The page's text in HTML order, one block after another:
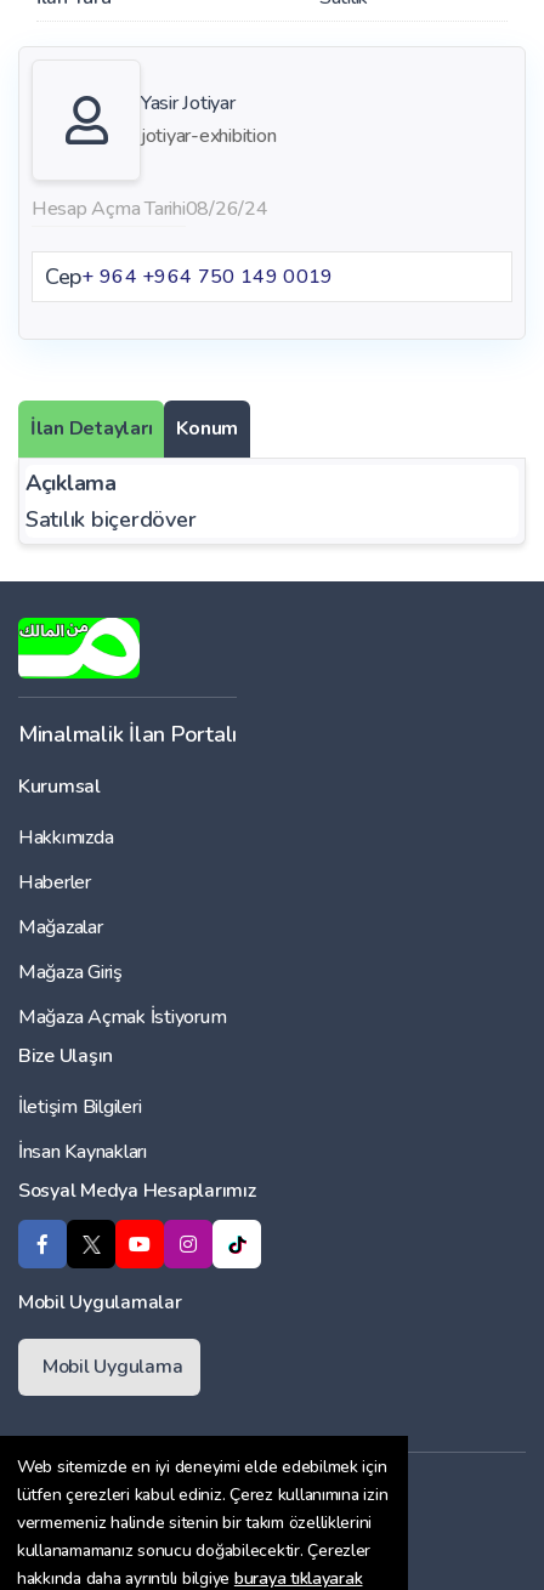
Web sitemizde en iyi deneyimi elde edebilmek için
lütfen çerezleri kabul ediniz. Çerez kullanımına izin
vermemeniz halinde sitenin bir takım özelliklerini
kullanamamanız sonucu doğabilecektir. Çerezler
hakkında daha ayrıntılı bilgiye buraya tıklayarak
Yasir Jotiyar
jotiyar-exhibition
Hesap Açma Tarihi08/26/24
Cep+ 964 ‪+964 750 149 0019
İlan Detayları Konum
Açıklama
Satılık biçerdöver
Minalmalik İlan Portalı
Kurumsal
Hakkımızda
Haberler
Mağazalar
Mağaza Giriş
Mağaza Açmak İstiyorum
Bize Ulaşın
İletişim Bilgileri
İnsan Kaynakları
Sosyal Medya Hesaplarımız
Mobil Uygulamalar
Mobil Uygulama
Üyelik Sözleşmesi
Çerez Politikası
Gizlilik Sözleşmesi